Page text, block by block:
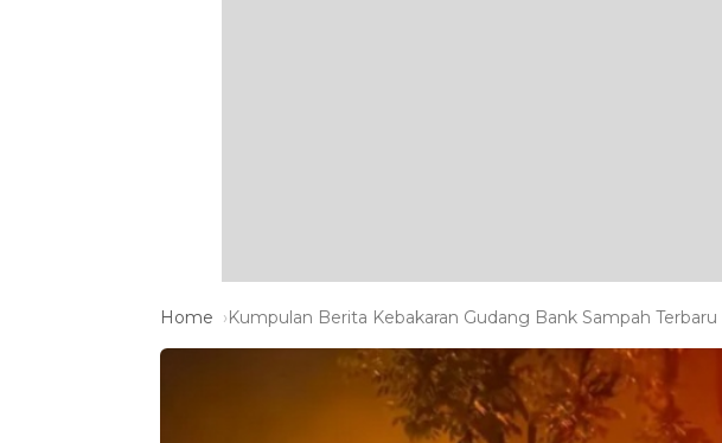
Home Kumpulan Berita Kebakaran Gudang Bank Sampah Terbaru